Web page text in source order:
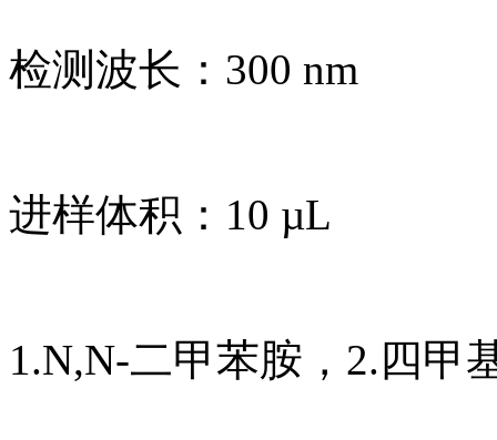
检测波长：300 nm
进样体积：10 µL
1.N,N-二甲苯胺，2.四甲